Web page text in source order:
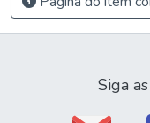
Siga